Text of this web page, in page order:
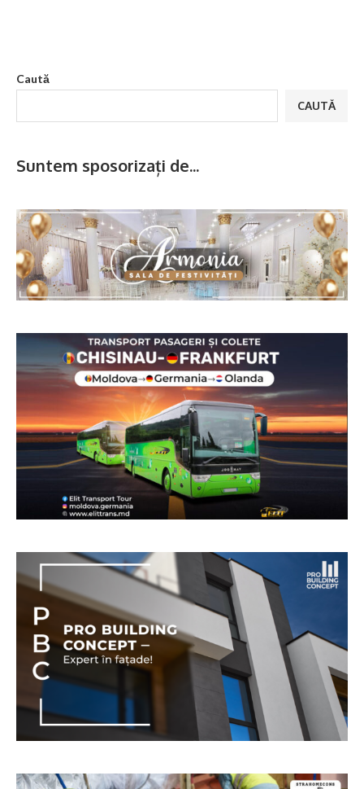
Caută
CAUTĂ
Suntem sposorizați de...